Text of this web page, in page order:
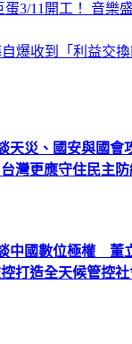
蛋3/11開工！ 音樂
自爆收到「利益交
天災、國安與國
灣更應守住民主防
中國數位極權 董
打造全天候管控社